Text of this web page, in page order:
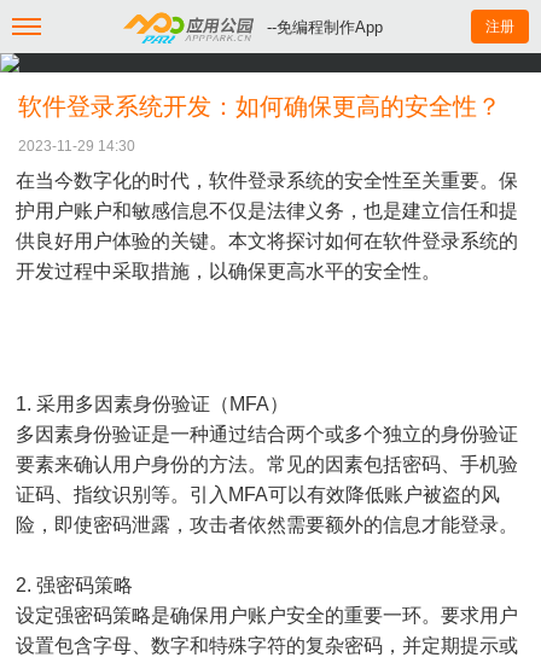
--免编程制作App 注册
软件登录系统开发：如何确保更高的安全性？
2023-11-29 14:30
在当今数字化的时代，软件登录系统的安全性至关重要。保
护用户账户和敏感信息不仅是法律义务，也是建立信任和提
供良好用户体验的关键。本文将探讨如何在软件登录系统的
开发过程中采取措施，以确保更高水平的安全性。
1. 采用多因素身份验证（MFA）
多因素身份验证是一种通过结合两个或多个独立的身份验证
要素来确认用户身份的方法。常见的因素包括密码、手机验
证码、指纹识别等。引入MFA可以有效降低账户被盗的风
险，即使密码泄露，攻击者依然需要额外的信息才能登录。
2. 强密码策略
设定强密码策略是确保用户账户安全的重要一环。要求用户
设置包含字母、数字和特殊字符的复杂密码，并定期提示或